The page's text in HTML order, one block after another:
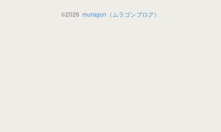
©2026 muragon（ムラゴンブログ）